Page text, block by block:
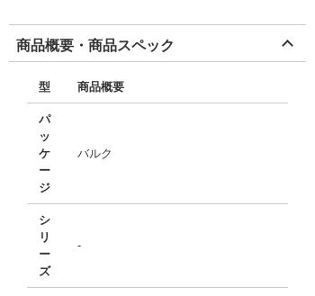
商品概要・商品スペック
型 商品概要
パ
ッ
ケ
ー
ジ
バルク
シ
リ
ー
ズ
-